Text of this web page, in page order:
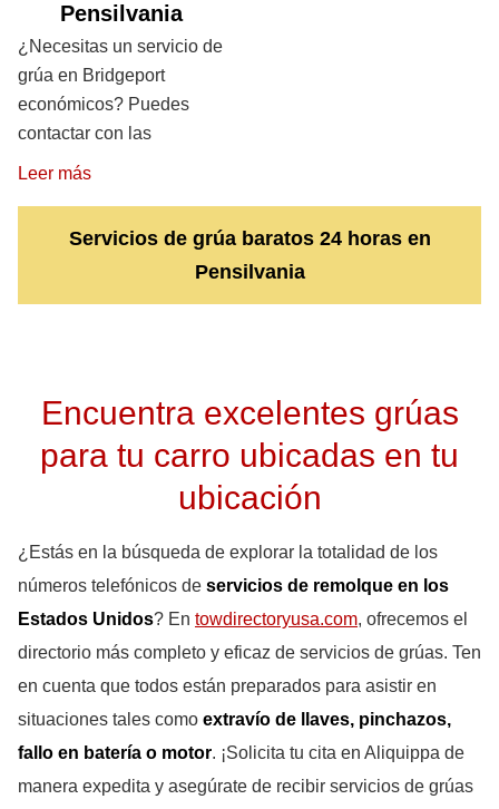
Pensilvania
¿Necesitas un servicio de
grúa en Bridgeport
económicos? Puedes
contactar con las
Leer más
Servicios de grúa baratos 24 horas en
Pensilvania
Encuentra excelentes grúas
para tu carro ubicadas en tu
ubicación
¿Estás en la búsqueda de explorar la totalidad de los
números telefónicos de servicios de remolque en los
Estados Unidos? En towdirectoryusa.com, ofrecemos el
directorio más completo y eficaz de servicios de grúas. Ten
en cuenta que todos están preparados para asistir en
situaciones tales como extravío de llaves, pinchazos,
fallo en batería o motor. ¡Solicita tu cita en Aliquippa de
manera expedita y asegúrate de recibir servicios de grúas